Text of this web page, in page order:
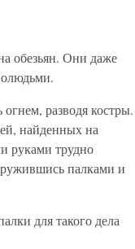
обезьян. Они даже
разводя костры.
найденных на
руками трудно
палками и
для такого дела